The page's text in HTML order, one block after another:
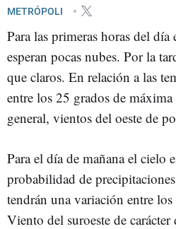
METRÓPOLI
Para las primeras horas del
esperan pocas nubes. Por la
que claros. En relación a las
entre los 25 grados de
general, vientos del oeste de
Para el día de mañana el cielo
probabilidad de
tendrán una variación entre
Viento del suroeste de carácter